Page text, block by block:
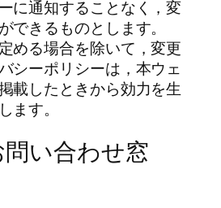
に通知することなく，変
できるものとします。
める場合を除いて，変更
シーポリシーは，本ウェ
載したときから効力を生
ます。
問い合わせ窓